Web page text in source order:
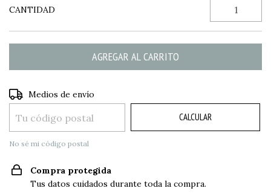
CANTIDAD
Entregas para el CP:
Medios de envío
CALCULAR
No sé mi código postal
Compra protegida
Tus datos cuidados durante toda la compra.